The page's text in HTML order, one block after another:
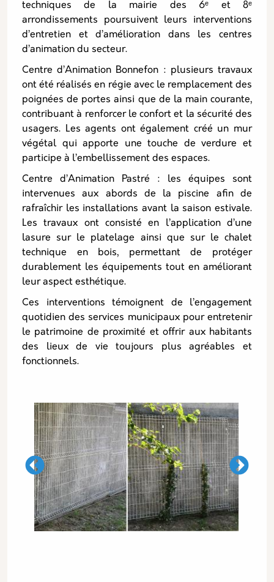
techniques de la mairie des 6ᵉ et 8ᵉ
arrondissements poursuivent leurs interventions
d’entretien et d’amélioration dans les centres
d’animation du secteur.
Centre d’Animation Bonnefon : plusieurs travaux
ont été réalisés en régie avec le remplacement des
poignées de portes ainsi que de la main courante,
contribuant à renforcer le confort et la sécurité des
usagers. Les agents ont également créé un mur
végétal qui apporte une touche de verdure et
participe à l’embellissement des espaces.
Centre d’Animation Pastré : les équipes sont
intervenues aux abords de la piscine afin de
rafraîchir les installations avant la saison estivale.
Les travaux ont consisté en l’application d’une
lasure sur le platelage ainsi que sur le chalet
technique en bois, permettant de protéger
durablement les équipements tout en améliorant
leur aspect esthétique.
Ces interventions témoignent de l’engagement
quotidien des services municipaux pour entretenir
le patrimoine de proximité et offrir aux habitants
des lieux de vie toujours plus agréables et
fonctionnels.